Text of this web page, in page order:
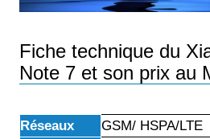
Fiche technique du
Note 7 et son prix au
Réseaux
GSM/ HSPA/LTE